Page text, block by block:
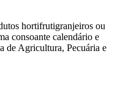
hortifrutigranjeiros ou
consoante calendário e
de Agricultura, Pecuária e